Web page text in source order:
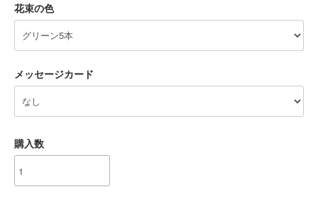
花束の色
メッセージカード
購入数